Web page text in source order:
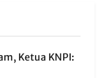
Ketua KNPI: